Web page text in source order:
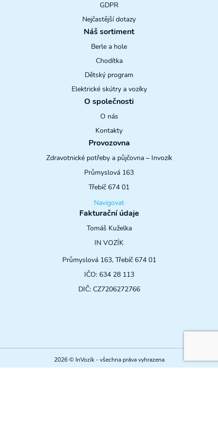
GDPR
Nejčastější dotazy
Náš sortiment
Berle a hole
Chodítka
Dětský program
Elektrické skútry a vozíky
O společnosti
O nás
Kontakty
Provozovna
Zdravotnické potřeby a půjčovna – Invozík
Průmyslová 163
Třebíč 674 01
Navigovat
Fakturační údaje
Tomáš Kuželka
IN VOZÍK
Průmyslová 163, Třebíč 674 01
IČO: 634 28 113
DIČ: CZ7206272766
2026 © InVozík - všechna práva vyhrazena